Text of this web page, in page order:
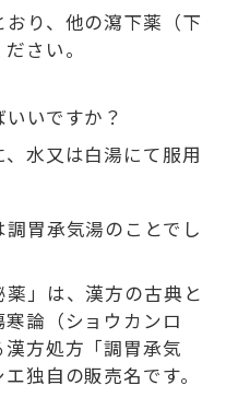
り、他の瀉下薬（下
さい。
いですか？
水又は白湯にて服用
調胃承気湯のことでし
」は、漢方の古典と
論（ショウカンロ
方処方「調胃承気
独自の販売名です。